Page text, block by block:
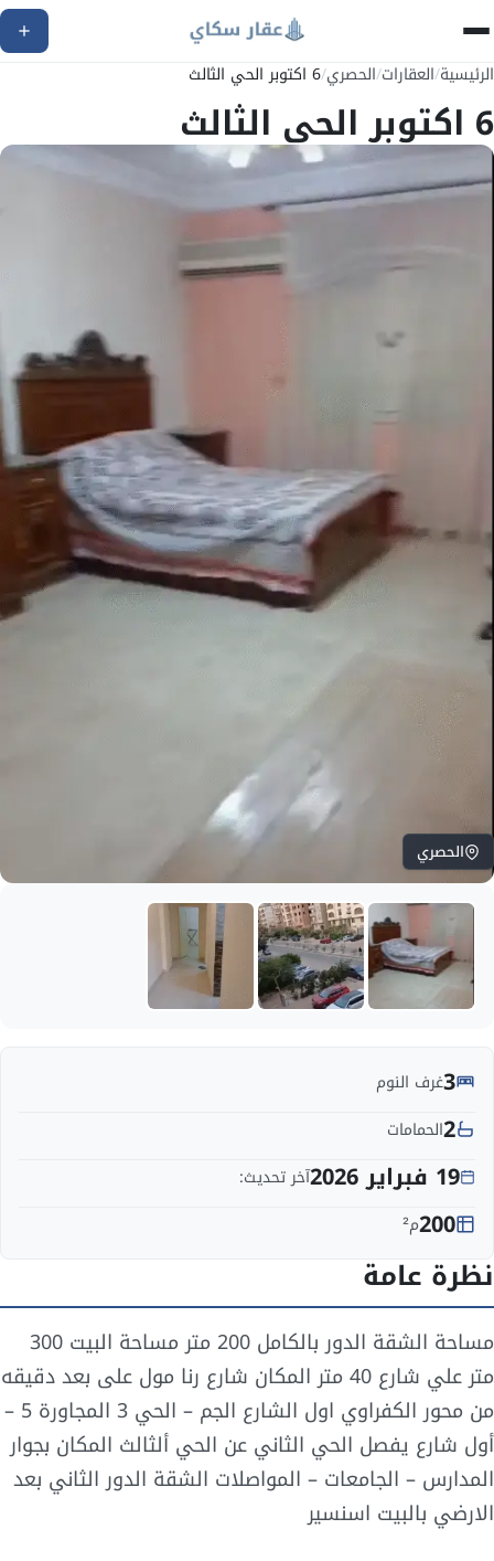
الرئيسية/العقارات/الحصري/6 اكتوبر الحي الثالث
6 اكتوبر الحي الثالث
الحصري
3غرف النوم
2الحمامات
19 فبراير 2026 آخر تحديث:
200م²
نظرة عامة
مساحة الشقة الدور بالكامل 200 متر مساحة البيت 300
متر علي شارع 40 متر المكان شارع رنا مول على بعد دقيقه
من محور الكفراوي اول الشارع الجم – الحي 3 المجاورة 5 –
أول شارع يفصل الحي الثاني عن الحي ألثالث المكان بجوار
المدارس – الجامعات – المواصلات الشقة الدور الثاني بعد
الارضي بالبيت اسنسير